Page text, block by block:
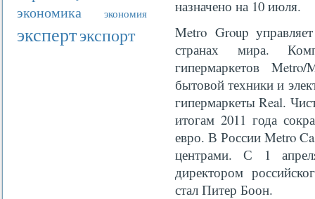
экономика экономия
экспертэкспорт
назначено на 10 июля.
Metro Group
странах мира.
гипермаркетов
бытовой техники и
гипермаркеты Real.
итогам 2011 года
евро. В России Metro
центрами. С 1
директором
стал Питер Боон.